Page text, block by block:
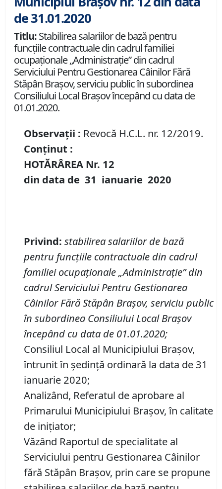
de 31.01.2020
Titlu:Stabilirea salariilor de bază pentru
funcţiile contractuale din cadrul familiei
ocupaționale „Administrație” din cadrul
Serviciului Pentru Gestionarea Câinilor Fără
Stăpân Braşov, serviciu public în subordinea
Consiliului Local Brașov începând cu data de
01.01.2020.
Observații : Revocă H.C.L. nr. 12/2019.
Conținut :
HOTĂRÂREA Nr. 12
din data de 31 ianuarie 2020
Privind: stabilirea salariilor de bază
pentru funcţiile contractuale din cadrul
familiei ocupaționale„Administrație” din
cadrul Serviciului Pentru Gestionarea
Câinilor Fără Stăpân Braşov, serviciu public
în subordinea Consiliului Local Brașov
începând cu data de 01.01.2020;
Consiliul Local al Municipiului Brașov,
întrunit în ședință ordinară la data de 31
ianuarie 2020;
Analizând, Referatul de aprobare al
Primarului Municipiului Braşov, în calitate
de iniţiator;
Văzând Raportul de specialitate al
Serviciului pentru Gestionarea Câinilor
fără Stăpân Braşov, prin care se propune